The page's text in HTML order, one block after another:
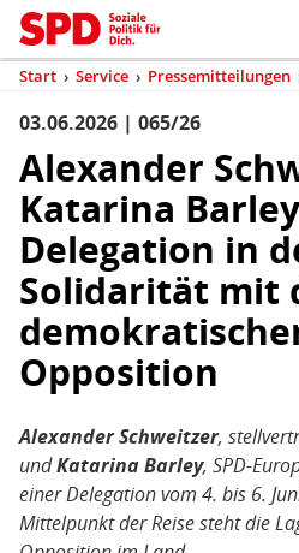
Kopfbereich
Sprungmarken-
Navigation
Zum
Hauptnavigation
Sie
sind
Start › Service › Pressemitteilungen
Inhaltsbereich
Pressemitteilung
03.06.2026 | 065/26
Alexander
Katarina
Delegation in
Solidarität mit
Opposition
Alexander Schweitzer,
undKatarina Barley, SPD-
einer Delegation vom 4. bis 6.
Mittelpunkt der Reise steht die